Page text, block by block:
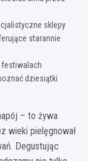
sklepy
starannie
festiwalach
dziesiątki
– to żywa
wieki pielęgnował
Degustując